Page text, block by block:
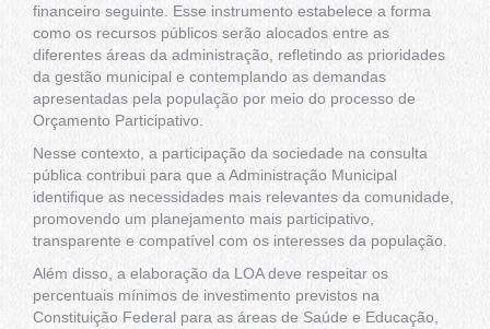
financeiro seguinte. Esse instrumento estabelece a forma
como os recursos públicos serão alocados entre as
diferentes áreas da administração, refletindo as prioridades
da gestão municipal e contemplando as demandas
apresentadas pela população por meio do processo de
Orçamento Participativo.
Nesse contexto, a participação da sociedade na consulta
pública contribui para que a Administração Municipal
identifique as necessidades mais relevantes da comunidade,
promovendo um planejamento mais participativo,
transparente e compatível com os interesses da população.
Além disso, a elaboração da LOA deve respeitar os
percentuais mínimos de investimento previstos na
Constituição Federal para as áreas de Saúde e Educação,